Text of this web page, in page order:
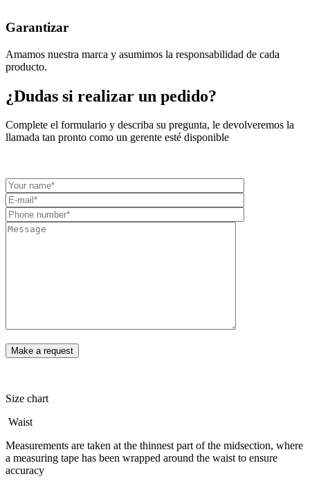
Garantizar
Amamos nuestra marca y asumimos la responsabilidad de cada
producto.
¿Dudas si realizar un pedido?
Complete el formulario y describa su pregunta, le devolveremos la
llamada tan pronto como un gerente esté disponible
Size chart
Waist
Measurements are taken at the thinnest part of the midsection, where
a measuring tape has been wrapped around the waist to ensure
accuracy